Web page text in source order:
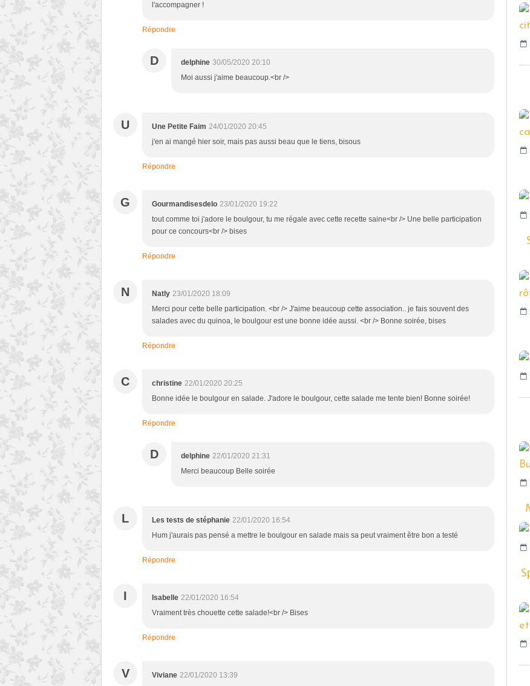
l'accompagner !
Répondre
D delphine 30/05/2020 20:10
Moi aussi j'aime beaucoup.<br />
U Une Petite Faim 24/01/2020 20:45
j'en ai mangé hier soir, mais pas aussi beau que le tiens, bisous
Répondre
G Gourmandisesdelo 23/01/2020 19:22
tout comme toi j'adore le boulgour, tu me régale avec cette recette saine<br /> Une belle participation
pour ce concours<br /> bises
Répondre
N Natly 23/01/2020 18:09
Merci pour cette belle participation. <br /> J'aime beaucoup cette association.. je fais souvent des
salades avec du quinoa, le boulgour est une bonne idée aussi. <br /> Bonne soirée, bises
Répondre
C christine 22/01/2020 20:25
Bonne idée le boulgour en salade. J'adore le boulgour, cette salade me tente bien! Bonne soirée!
Répondre
D delphine 22/01/2020 21:31
Merci beaucoup Belle soirée
L Les tests de stéphanie 22/01/2020 16:54
Hum j'aurais pas pensé a mettre le boulgour en salade mais sa peut vraiment être bon a testé
Répondre
I Isabelle 22/01/2020 16:54
Vraiment très chouette cette salade!<br /> Bises
Répondre
V Viviane 22/01/2020 13:39